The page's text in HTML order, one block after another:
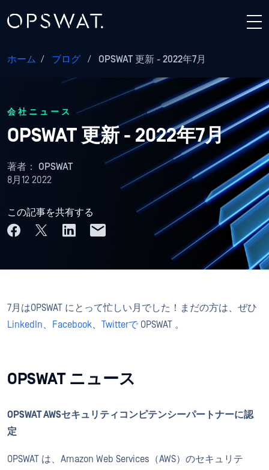
ホーム / ブログ / OPSWAT 更新 - 2022年7月
会社ニュース
OPSWAT 更新 - 2022年7月
著者： OPSWAT
8月12 2022
この記事を共有する
7月はOPSWAT にとって忙しい月でした！まだの方は、ぜひ
LinkedIn、 Facebook、 Twitterで OPSWAT 。
OPSWAT ニュース
OPSWAT AWSセキュリティコンピテンシーパートナーに認
定
OPSWAT は、Amazon Web Services（AWS）のセキュリテ